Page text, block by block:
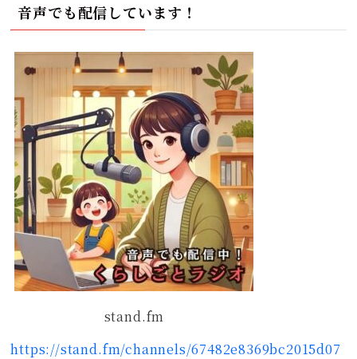
音声でも配信しています！
stand.fm
https://stand.fm/channels/67482e8369bc2015d07